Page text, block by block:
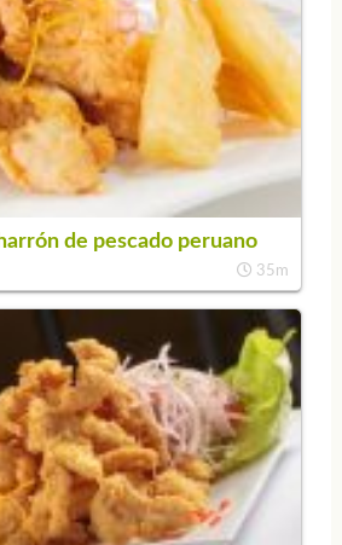
de pescado peruano
35m